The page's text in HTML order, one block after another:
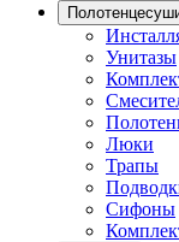
Унитазы
Люки
Трапы
Сифоны